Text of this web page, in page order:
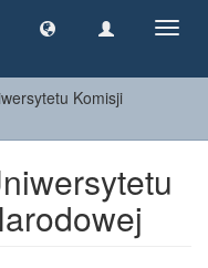
Komisji